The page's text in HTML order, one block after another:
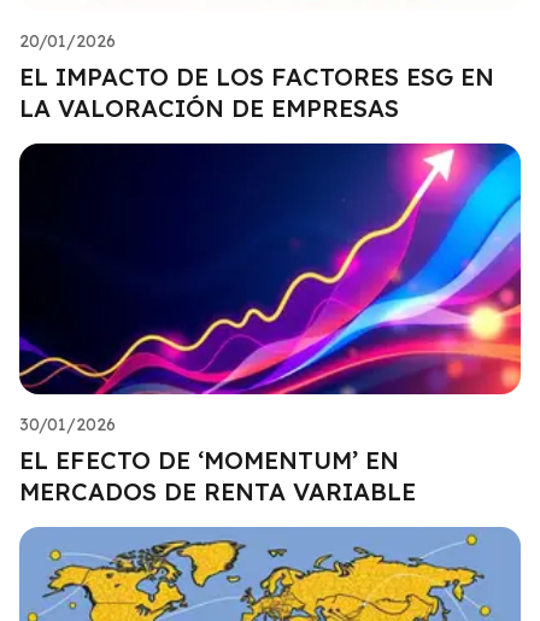
20/01/2026
EL IMPACTO DE LOS FACTORES ESG EN
LA VALORACIÓN DE EMPRESAS
30/01/2026
EL EFECTO DE ‘MOMENTUM’ EN
MERCADOS DE RENTA VARIABLE